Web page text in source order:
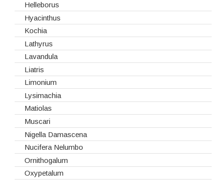
Ilex
Lilium
Lisiantos
Moluccella
Monoflor
Phaleonopsis
Polianthes - Nardus
Rosas do Equador
Rosas da Holanda
Rosas Nacionais
Rosas Spray
Santini
Sedum
Viburnum
Helleborus
Hyacinthus
Kochia
Lathyrus
Lavandula
Liatris
Limonium
Lysimachia
Matiolas
Muscari
Nigella Damascena
Nucifera Nelumbo
Ornithogalum
Oxypetalum